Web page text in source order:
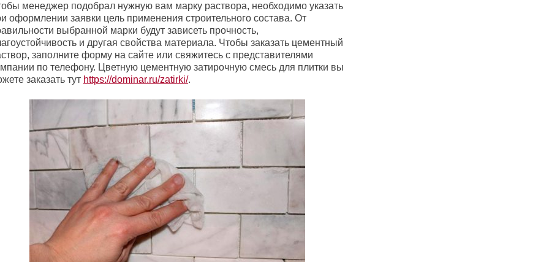
менеджер подобрал нужную вам марку раствора, необходимо указать
оформлении заявки цель применения строительного состава. От
выбранной марки будут зависеть прочность,
и другая свойства материала. Чтобы заказать цементный
заполните форму на сайте или свяжитесь с представителями
по телефону. Цветную цементную затирочную смесь для плитки вы
заказать тут https://dominar.ru/zatirki/.